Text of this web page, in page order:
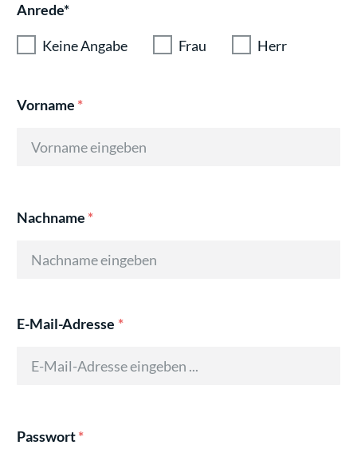
Persönliche Informationen
Anrede*
Keine Angabe Frau Herr
Vorname *
Nachname *
E-Mail-Adresse *
Passwort*